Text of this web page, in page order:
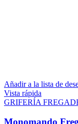
Añadir a la lista de
Vista rápida
GRIFERÍA
Monomando